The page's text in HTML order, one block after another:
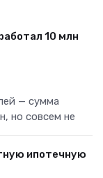
10 млн
— сумма
но совсем не
ипотечную